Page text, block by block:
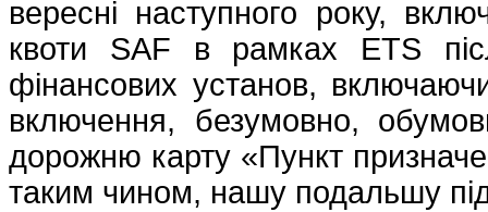
вересні наступного року,
квоти SAF в рамках ETS
фінансових установ,
включення, безумовно,
дорожню карту «Пункт
таким чином, нашу подальшу